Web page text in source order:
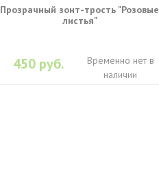
Прозрачный зонт-трость "Розовые
листья"
450 руб.
Временно нет в
наличии